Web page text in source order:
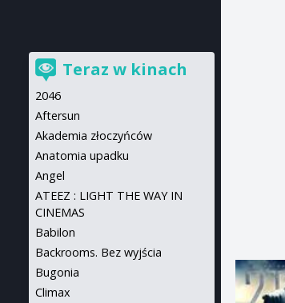
Teraz w kinach
2046
Aftersun
Akademia złoczyńców
Anatomia upadku
Angel
ATEEZ : LIGHT THE WAY IN
CINEMAS
Babilon
Backrooms. Bez wyjścia
Bugonia
Climax